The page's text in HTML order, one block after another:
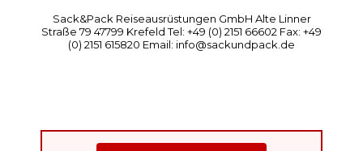
Sack&Pack Reiseausrüstungen GmbH Alte Linner
Straße 79 47799 Krefeld Tel: +49 (0) 2151 66602 Fax: +49
(0) 2151 615820 Email: info@sackundpack.de